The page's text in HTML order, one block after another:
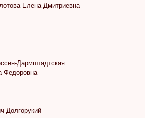
Елена Дмитриевна
Дармштадтская
Федоровна
Долгорукий